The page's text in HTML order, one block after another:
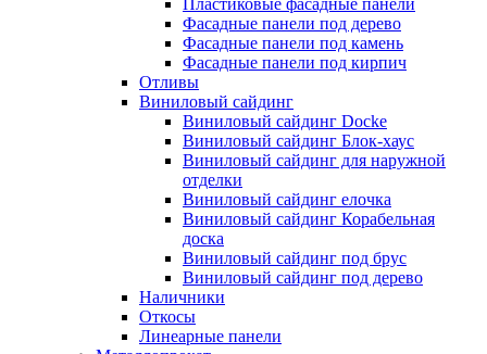
Пластиковые фасадные панели
Фасадные панели под дерево
Фасадные панели под камень
Фасадные панели под кирпич
Отливы
Виниловый сайдинг
Виниловый сайдинг Docke
Виниловый сайдинг Блок-хаус
Виниловый сайдинг для наружной
отделки
Виниловый сайдинг елочка
Виниловый сайдинг Корабельная
доска
Виниловый сайдинг под брус
Виниловый сайдинг под дерево
Наличники
Откосы
Линеарные панели